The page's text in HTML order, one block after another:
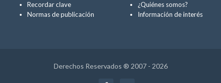
Recordar clave
Normas de publicación
¿Quiénes somos?
Información de interés
Derechos Reservados ® 2007 - 2026